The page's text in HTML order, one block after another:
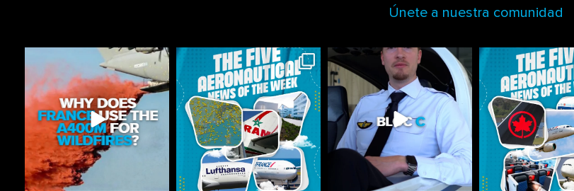
Únete a nuestra comunidad
astonflycenter
Ago 4
astonflycenter
Ago 3
astonflycenter
Jul 28
astonflycenter
Jul 27